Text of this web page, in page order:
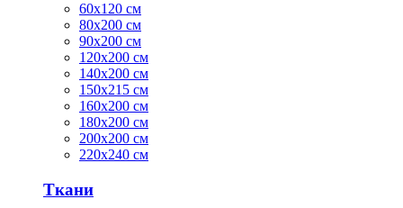
60х120 см
80х200 см
90х200 см
120х200 см
140х200 см
150х215 см
160х200 см
180х200 см
200х200 см
220х240 см
Ткани